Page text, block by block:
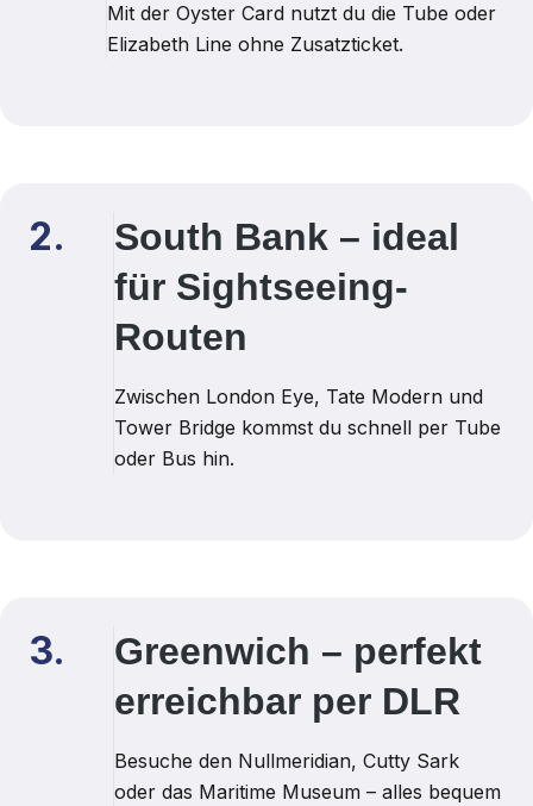
Mit der Oyster Card nutzt du die Tube oder
Elizabeth Line ohne Zusatzticket.
2.
South Bank – ideal
für Sightseeing-
Routen
Zwischen London Eye, Tate Modern und
Tower Bridge kommst du schnell per Tube
oder Bus hin.
3.
Greenwich – perfekt
erreichbar per DLR
Besuche den Nullmeridian, Cutty Sark
oder das Maritime Museum – alles bequem